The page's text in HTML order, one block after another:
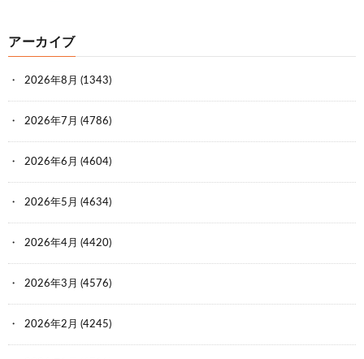
アーカイブ
2026年8月 (1343)
2026年7月 (4786)
2026年6月 (4604)
2026年5月 (4634)
2026年4月 (4420)
2026年3月 (4576)
2026年2月 (4245)